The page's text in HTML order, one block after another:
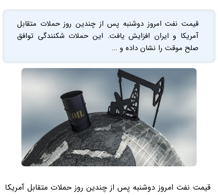
قیمت نفت امروز دوشنبه پس از چندین روز حملات متقابل
آمریکا و ایران افزایش یافت. این حملات شکنندگی توافق
صلح موقت را نشان داده و ...
قیمت نفت امروز دوشنبه پس از چندین روز حملات متقابل آمریکا